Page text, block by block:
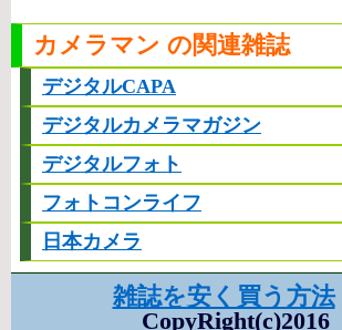
カメラマン の関連雑誌
デジタルCAPA
デジタルカメラマガジン
デジタルフォト
フォトコンライフ
日本カメラ
雑誌を安く買う方法
CopyRight(c)2016